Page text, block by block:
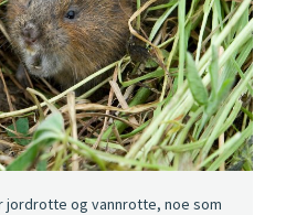
jordrotte og vannrotte, noe som